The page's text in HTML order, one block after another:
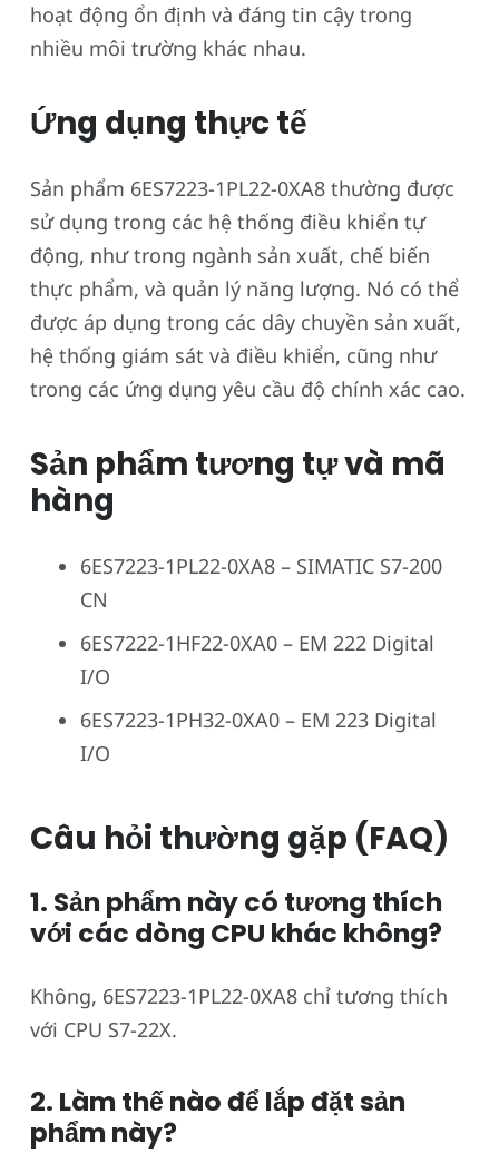
hoạt động ổn định và đáng tin cậy trong
nhiều môi trường khác nhau.
Ứng dụng thực tế
Sản phẩm 6ES7223-1PL22-0XA8 thường được
sử dụng trong các hệ thống điều khiển tự
động, như trong ngành sản xuất, chế biến
thực phẩm, và quản lý năng lượng. Nó có thể
được áp dụng trong các dây chuyền sản xuất,
hệ thống giám sát và điều khiển, cũng như
trong các ứng dụng yêu cầu độ chính xác cao.
Sản phẩm tương tự và mã
hàng
6ES7223-1PL22-0XA8 – SIMATIC S7-200
CN
6ES7222-1HF22-0XA0 – EM 222 Digital
I/O
6ES7223-1PH32-0XA0 – EM 223 Digital
I/O
Câu hỏi thường gặp (FAQ)
1. Sản phẩm này có tương thích
với các dòng CPU khác không?
Không, 6ES7223-1PL22-0XA8 chỉ tương thích
với CPU S7-22X.
2. Làm thế nào để lắp đặt sản
phẩm này?